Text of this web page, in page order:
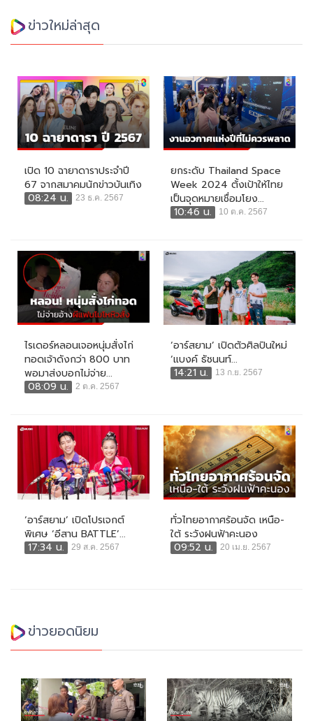
ข่าวใหม่ล่าสุด
เปิด 10 ฉายาดาราประจำปี
67 จากสมาคมนักข่าวบันเทิง
08:24 น.
23 ธ.ค. 2567
ยกระดับ Thailand Space
Week 2024 ตั้งเป้าให้ไทย
เป็นจุดหมายเชื่อมโยง...
10:46 น.
10 ต.ค. 2567
ไรเดอร์หลอนเจอหนุ่มสั่งไก่
ทอดเจ้าดังกว่า 800 บาท
พอมาส่งบอกไม่จ่าย...
08:09 น.
2 ต.ค. 2567
‘อาร์สยาม’ เปิดตัวศิลปินใหม่
‘แบงค์ ธัชนนท์...
14:21 น.
13 ก.ย. 2567
‘อาร์สยาม’ เปิดโปรเจกต์
พิเศษ ‘อีสาน BATTLE’...
17:34 น.
29 ส.ค. 2567
ทั่วไทยอากาศร้อนจัด เหนือ-
ใต้ ระวังฝนฟ้าคะนอง
09:52 น.
20 เม.ย. 2567
ข่าวยอดนิยม